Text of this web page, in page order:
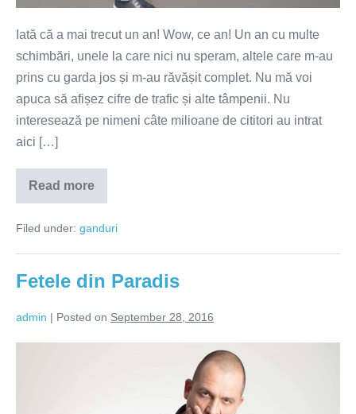
Iată că a mai trecut un an! Wow, ce an! Un an cu multe
schimbări, unele la care nici nu speram, altele care m-au
prins cu garda jos și m-au răvășit complet. Nu mă voi
apuca să afișez cifre de trafic și alte tâmpenii. Nu
interesează pe nimeni câte milioane de cititori au intrat
aici […]
Read more
3
ani
Vulpescu.eu!
Filed under: ganduri
Fetele din Paradis
admin | Posted on September 28, 2016